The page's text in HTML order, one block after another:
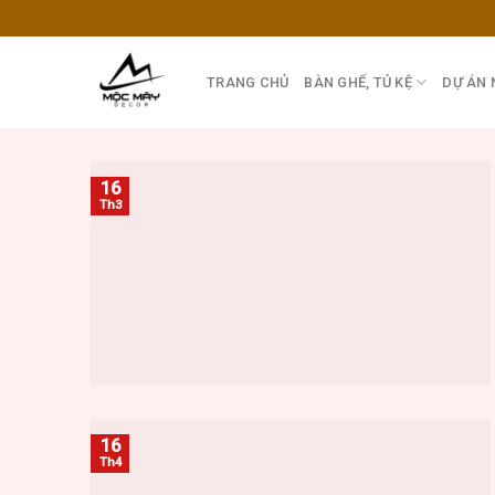
to
TRANG CHỦ BÀN GHẾ, TỦ KỆ DỰ ÁN
16
Th3
16
Th4